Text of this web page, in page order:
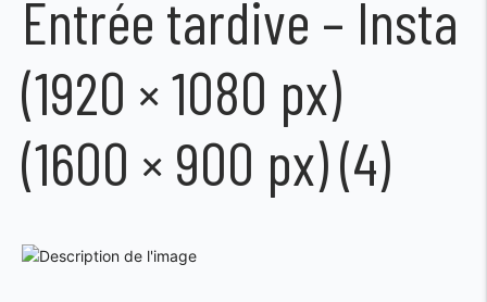
Entrée tardive – Insta
(1920 × 1080 px)
(1600 × 900 px) (4)